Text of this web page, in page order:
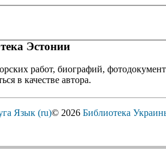
Эстонии
работ, биографий,
в качестве автора.
Язык (ru)© 2026 Библиотека